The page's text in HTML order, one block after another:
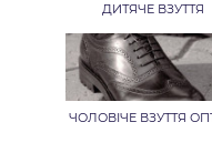
ДИТЯЧЕ ВЗУТТЯ
ЧОЛОВІЧЕ ВЗУТТЯ